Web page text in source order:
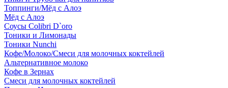
Топпинги/Мёд с Алоэ
Мёд с Алоэ
Соусы Colibri D`oro
Тоники и Лимонады
Тоники Nunchi
Кофе/Молоко/Смеси для молочных коктейлей
Альтернативное молоко
Кофе в Зернах
Смеси для молочных коктейлей